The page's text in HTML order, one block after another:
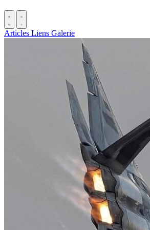
Articles Liens Galerie